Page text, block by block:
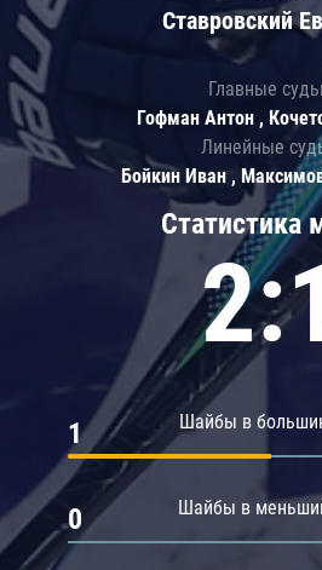
Статистика
Шайбы в
1
Шайбы в
0
Ставровский
Главные
Гофман Антон ,
Линейные
Бойкин Иван ,